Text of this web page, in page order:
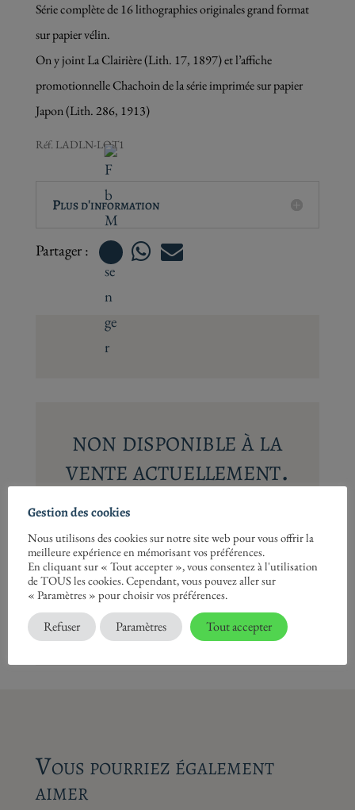
Série complète de 16 lithographies originales grand format
sur papier vélin.
On y joint La Clairière (Lith. 17, 1897) et l’affiche
promotionnelle Chachoin de la série imprimée sur papier
Japon (Lith. 286, 1913)
Réf. LADLN-LOT1
Plus d'information
 
non disponible à la
vente actuellement.
Vous recherche cette lithographie ? Vous
souhaitez vendre ou laisser la votre en
dépôt ?
Contactez-nous
Vous pourriez également
aimer
Gestion des cookies
Nous utilisons des cookies sur notre site web pour vous offrir la
meilleure expérience en mémorisant vos préférences.
En cliquant sur « Tout accepter », vous consentez à l'utilisation
de TOUS les cookies. Cependant, vous pouvez aller sur
« Paramètres » pour choisir vos préférences.
Refuser Paramètres Tout accepter